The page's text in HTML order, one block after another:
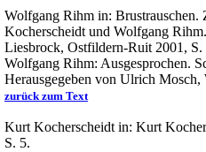
Wolfgang Rihm in:
Kocherscheidt und Wolfgang
Liesbrock, Ostfildern-Ruit 2001,
Wolfgang Rihm: Ausgesprochen.
Herausgegeben von Ulrich
zurück zum Text
Kurt Kocherscheidt in: Kurt
S. 5.